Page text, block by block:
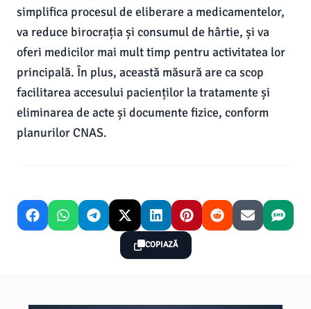
simplifica procesul de eliberare a medicamentelor,
va reduce birocrația și consumul de hârtie, și va
oferi medicilor mai mult timp pentru activitatea lor
principală. În plus, această măsură are ca scop
facilitarea accesului pacienților la tratamente și
eliminarea de acte și documente fizice, conform
planurilor CNAS.
COPIAZĂ